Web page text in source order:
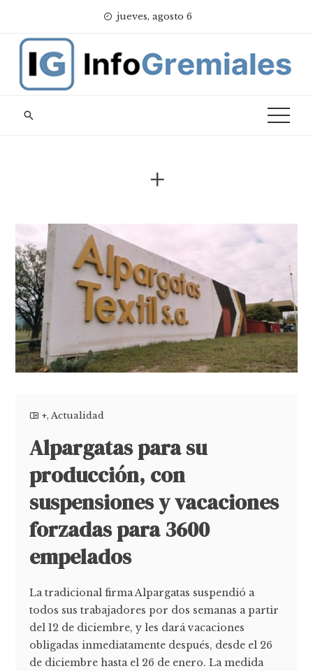
content
jueves, agosto 6
+
+,Actualidad
Alpargatas para su
producción, con
suspensiones y vacaciones
forzadas para 3600
empelados
La tradicional firma Alpargatas suspendió a
todos sus trabajadores por dos semanas a partir
del 12 de diciembre, y les dará vacaciones
obligadas inmediatamente después, desde el 26
de diciembre hasta el 26 de enero. La medida